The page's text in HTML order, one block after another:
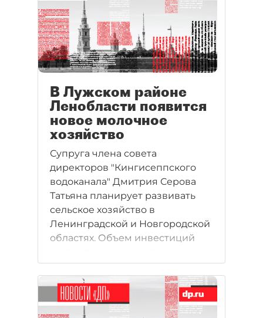
В Лужском районе
Ленобласти появится
новое молочное
хозяйство
Супруга члена совета
директоров "Кингисеппского
водоканала" Дмитрия Серова
Татьяна планирует развивать
сельское хозяйство в
Ленинградской и Новгородской
областях. Объем инвестиций
чем в 400 млн рублей.